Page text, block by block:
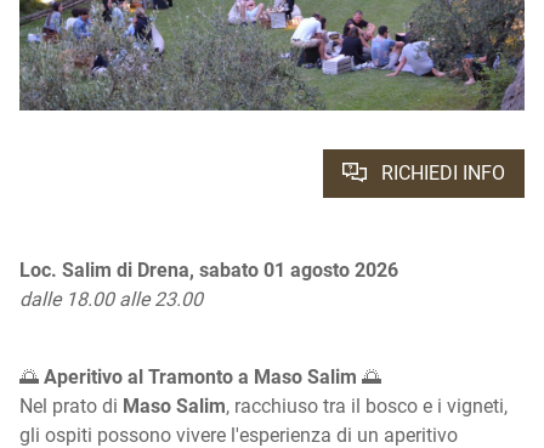
RICHIEDI INFO
Loc. Salim di Drena, sabato 01 agosto 2026
dalle 18.00 alle 23.00
🌅 Aperitivo al Tramonto a Maso Salim 🌅
Nel prato di Maso Salim, racchiuso tra il bosco e i vigneti,
gli ospiti possono vivere l'esperienza di un aperitivo